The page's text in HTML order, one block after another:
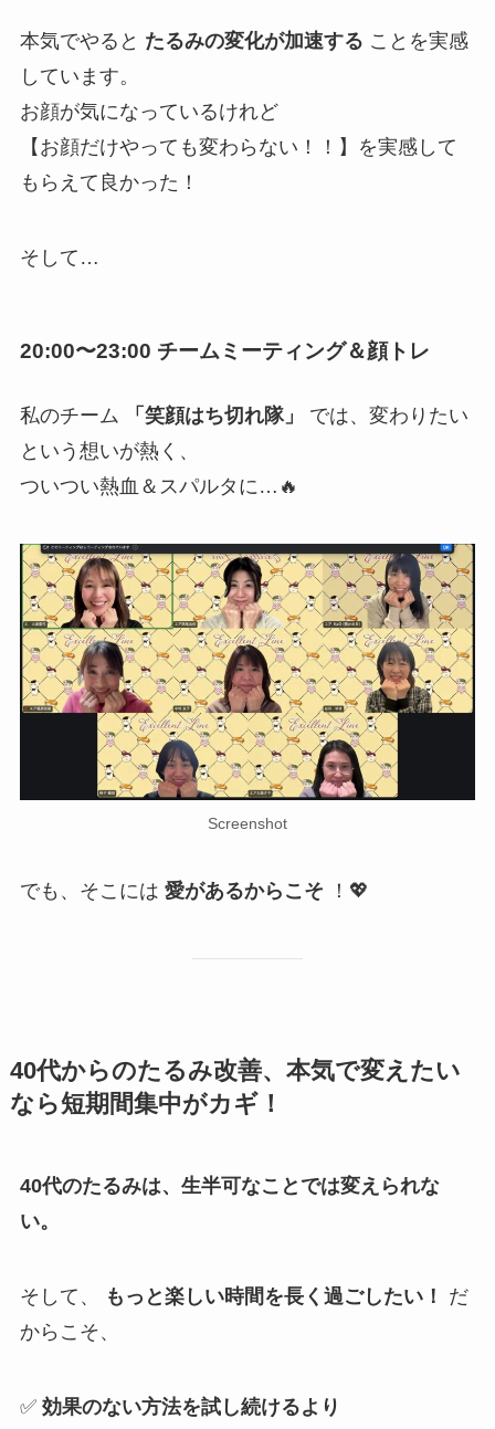
本気でやると たるみの変化が加速する ことを実感
しています。
お顔が気になっているけれど
【お顔だけやっても変わらない！！】を実感して
もらえて良かった！
そして…
20:00〜23:00 チームミーティング＆顔トレ
私のチーム 「笑顔はち切れ隊」
では、変わりたい
という想いが熱く、
ついつい熱血＆スパルタに…🔥
Screenshot
でも、そこには 愛があるからこそ ！💖
40代からのたるみ改善、本気で変えたい
なら短期間集中がカギ！
40代のたるみは、生半可なことでは変えられな
い。
そして、 もっと楽しい時間を長く過ごしたい！
だ
からこそ、
✅ 効果のない方法を試し続けるより